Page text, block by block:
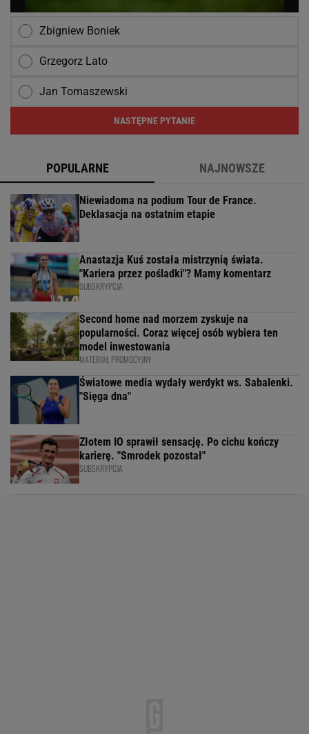
Zbigniew Boniek
Grzegorz Lato
Jan Tomaszewski
NASTĘPNE PYTANIE
POPULARNE NAJNOWSZE
Niewiadoma na podium Tour de France.
Deklasacja na ostatnim etapie
Anastazja Kuś została mistrzynią świata.
"Kariera przez pośladki"? Mamy komentarz
SUBSKRYPCJA
Second home nad morzem zyskuje na
popularności. Coraz więcej osób wybiera ten
model inwestowania
MATERIAŁ PROMOCYJNY
Światowe media wydały werdykt ws. Sabalenki.
"Sięga dna"
Złotem IO sprawił sensację. Po cichu kończy
karierę. "Smrodek pozostał"
SUBSKRYPCJA